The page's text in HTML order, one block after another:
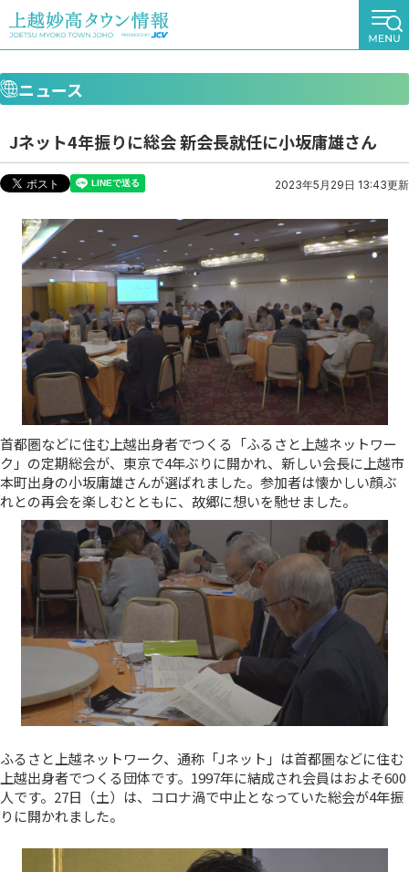
ニュース
Jネット4年振りに総会 新会長就任に小坂庸雄さん
2023年5月29日 13:43更新
首都圏などに住む上越出身者でつくる「ふるさと上越ネットワー
ク」の定期総会が、東京で4年ぶりに開かれ、新しい会長に上越市
本町出身の小坂庸雄さんが選ばれました。参加者は懐かしい顔ぶ
れとの再会を楽しむとともに、故郷に想いを馳せました。
ふるさと上越ネットワーク、通称「Jネット」は首都圏などに住む
上越出身者でつくる団体です。1997年に結成され会員はおよそ600
人です。27日（土）は、コロナ渦で中止となっていた総会が4年振
りに開かれました。